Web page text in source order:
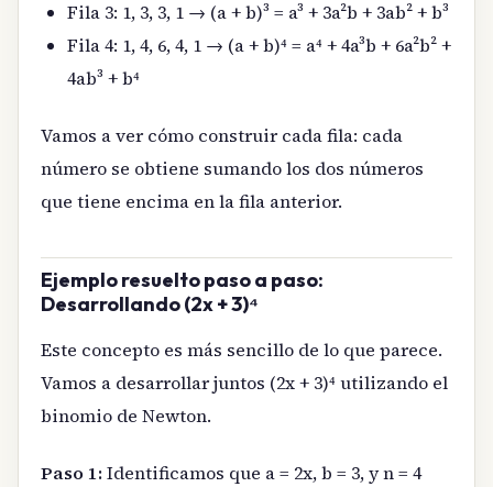
Fila 3: 1, 3, 3, 1 → (a + b)³ = a³ + 3a²b + 3ab² + b³
Fila 4: 1, 4, 6, 4, 1 → (a + b)⁴ = a⁴ + 4a³b + 6a²b² +
4ab³ + b⁴
Vamos a ver cómo construir cada fila: cada
número se obtiene sumando los dos números
que tiene encima en la fila anterior.
Ejemplo resuelto paso a paso:
Desarrollando (2x + 3)⁴
Este concepto es más sencillo de lo que parece.
Vamos a desarrollar juntos (2x + 3)⁴ utilizando el
binomio de Newton.
Paso 1:Identificamos que a = 2x, b = 3, y n = 4